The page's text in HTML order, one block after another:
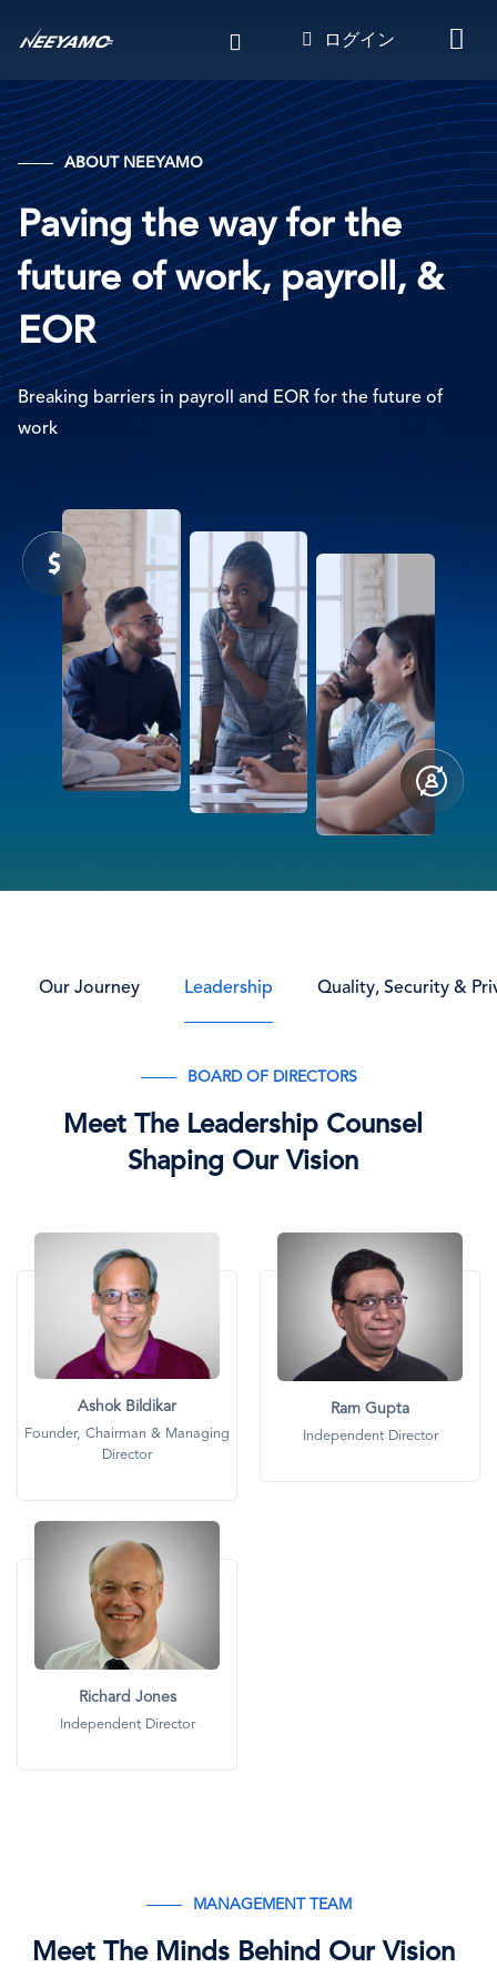
コ
ン
テ
ン
ツ
に
移
動
ログイン
ABOUT NEEYAMO
Paving the way for the
future of work, payroll, &
EOR
Breaking barriers in payroll and EOR for the future of
work
Our Journey Leadership Quality, Security &
BOARD OF DIRECTORS
Meet The Leadership Counsel
Shaping Our Vision
Ashok Bildikar
Founder, Chairman & Managing
Director
Ram Gupta
Independent Director
Richard Jones
Independent Director
MANAGEMENT TEAM
Meet The Minds Behind Our Vision